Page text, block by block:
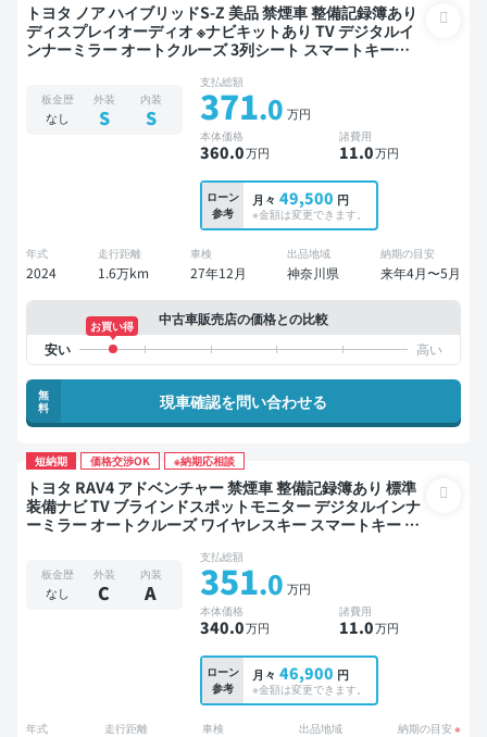
トヨタ ノア ハイブリッドS-Z 美品 禁煙車 整備記録簿あり
ディスプレイオーディオ ※ナビキットあり TV デジタルイ
ンナーミラー オートクルーズ 3列シート スマートキー
板金歴
なし
外装
S
内装
S
支払総額
371.0 万円
本体価格
360.0万円
諸費用
11.0万円
ローン
参考
月々 49,500 円
※金額は変更できます。
年式
2024
走行距離
1.6万km
車検
27年12月
出品地域
神奈川県
納期の目安
来年4月〜5月
中古車販売店の価格との比較
お買い得
無
料
現車確認を問い合わせる
短納期 価格交渉OK ※納期応相談
トヨタ RAV4 アドベンチャー 禁煙車 整備記録簿あり 標準
装備ナビ TV ブラインドスポットモニター デジタルインナ
ーミラー オートクルーズ ワイヤレスキー スマートキー サ
板金歴
なし
外装
C
内装
A
支払総額
351.0 万円
本体価格
340.0万円
諸費用
11.0万円
ローン
参考
月々 46,900 円
※金額は変更できます。
年式 走行距離 車検 出品地域 納期の目安 ※